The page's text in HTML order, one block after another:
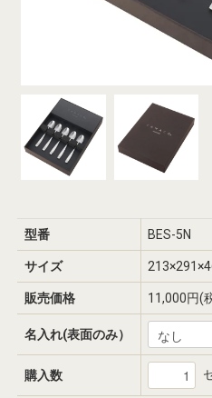
型番 BES-5N
サイズ
販売価格 11,000円(
名入れ(表面のみ）
購入数